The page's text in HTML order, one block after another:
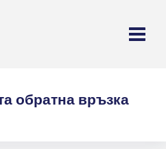
обратна връзка